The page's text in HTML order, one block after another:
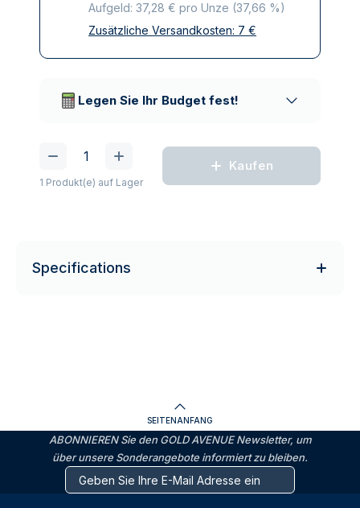
Aufgeld: 37,28 € pro Unze (37,66 %)
Alle Steuern inbegriffen
Zusätzliche Versandkosten: 7 €
Legen Sie Ihr Budget fest!
1 Produkt(e) auf Lager
Kaufen
Specifications
SEITENANFANG
ABONNIEREN Sie den GOLD AVENUE Newsletter, um
über unsere Sonderangebote informiert zu bleiben.